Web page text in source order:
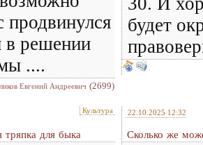
продвинулся
в решении
....
Евгений Андреевич (2699)
будет
Культура
тряпка для быка
22.10.2025 12:32
Сколько же